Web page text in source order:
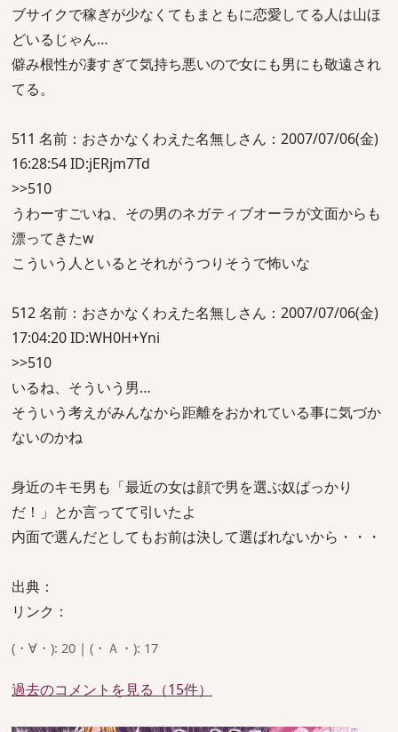
ブサイクで稼ぎが少なくてもまともに恋愛してる人は山ほ
どいるじゃん…
僻み根性が凄すぎて気持ち悪いので女にも男にも敬遠され
てる。
511 名前：おさかなくわえた名無しさん：2007/07/06(金)
16:28:54 ID:jERjm7Td
>>510
うわーすごいね、その男のネガティブオーラが文面からも
漂ってきたw
こういう人といるとそれがうつりそうで怖いな
512 名前：おさかなくわえた名無しさん：2007/07/06(金)
17:04:20 ID:WH0H+Yni
>>510
いるね、そういう男…
そういう考えがみんなから距離をおかれている事に気づか
ないのかね
身近のキモ男も「最近の女は顔で男を選ぶ奴ばっかり
だ！」とか言ってて引いたよ
内面で選んだとしてもお前は決して選ばれないから・・・
出典：
リンク：
(・∀・): 20 | (・Ａ・): 17
過去のコメントを見る（15件）